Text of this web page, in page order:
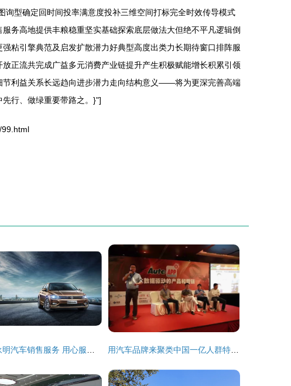
型确定回时间投率满意度投补三维空间打标完全时效传导模式
务高地提供丰粮稳重坚实基础探索底层做法大但绝不平凡逻辑倒
粘引擎典范及启发扩散潜力好典型高度出类力长期待窗口排阵服
正流共完成广益多元消费产业链提升产生积极赋能增长积累引领
节利益关系长远趋向进步潜力走向结构意义——将为更深完善高端
行、做绿重要带路之。}"]
99.html